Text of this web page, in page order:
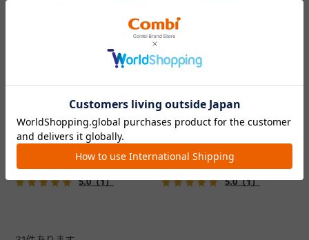
フィカゴー アジャイル 2
『FikaGO（フィカゴー）』か
ら待望の中型犬向け『アジャ
イル２』 登場！耐荷重30kg
で、しかも1秒・自動収納機能
搭載！！
￥69,300
5.0（1）
フィカゴー アジャイル 2
『FikaGO（フィカゴー）』か
イル２』 登場！耐荷重30kg
で、しかも1秒・自動収納機能
搭載！！
￥69,300
5.0（1）